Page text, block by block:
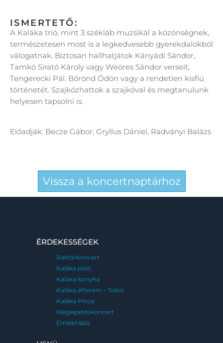
ISMERTETŐ:
A Kaláka trió, mint 3 székláb muzsikál a közönségnek,
természetesen most is a legkedvesebb gyerekdalokból
válogatnak. Biztosan hallhatjátok Kányádi Sándor,
Tamkó Sirató Károly vagy Weöres Sándor verseit,
Tengerecki Pál. Bőrönd Ödön vagy a rendetlen kisfiú
történetét. Szajkózhattok a szajkóval és megtanulunk
helyesen tapsolni is.
Előadják: Becze Gábor, Gryllus Dániel, Radványi Balázs
Vissza a koncertnaptárhoz
ÉRDEKESSÉGEK
Raktárkoncert
Kaláka póló
Kaláka konyha
Kaláka étterem – Tokio
Kaláka Pince
Meglepetéskoncert
Emléktábla